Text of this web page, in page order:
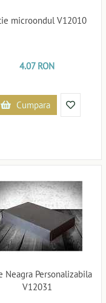
microondul V12010
4.07 RON
Cumpara
Neagra Personalizabila
V12031